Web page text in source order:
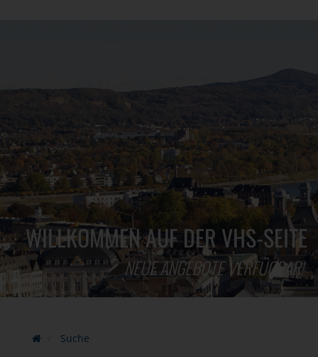
WILLKOMMEN AUF DER VHS-SEITE
NEUE ANGEBOTE VERFÜGBAR!
Suche